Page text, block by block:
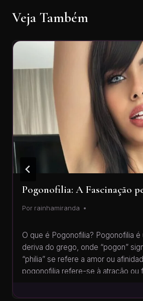
Veja Também
Pogonofilia: A Fascinação
Por rainhamiranda
O que é Pogonofilia? Pogonofilia é
deriva do grego, onde “pogon”
“philia” se refere a amor ou
pogonofilia refere-se à atração ou
mais do que uma mera